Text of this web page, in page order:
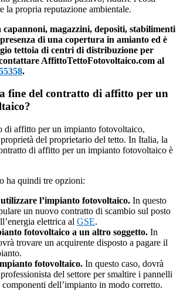
la propria reputazione ambientale.
capannoni, magazzini, depositi, stabilimenti
di una copertura in amianto ed è
tettoia di centri di distribuzione per
AffittoTettoFotovoltaico.com al
.
fine del contratto di affitto per un
di affitto per un impianto fotovoltaico,
del proprietario del tetto. In Italia, la
di affitto per un impianto fotovoltaico è
ha quindi tre opzioni:
l’impianto fotovoltaico. In questo
un nuovo contratto di scambio sul posto
elettrica al GSE.
fotovoltaico a un altro soggetto. In
trovare un acquirente disposto a pagare il
fotovoltaico. In questo caso, dovrà
del settore per smaltire i pannelli
dell’impianto in modo corretto.